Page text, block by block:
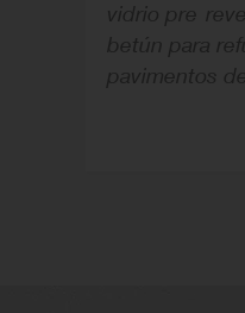
vidrio pre-
betún para
pavimentos